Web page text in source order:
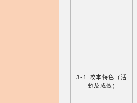
3-1 校本特色 (活
動及成效)